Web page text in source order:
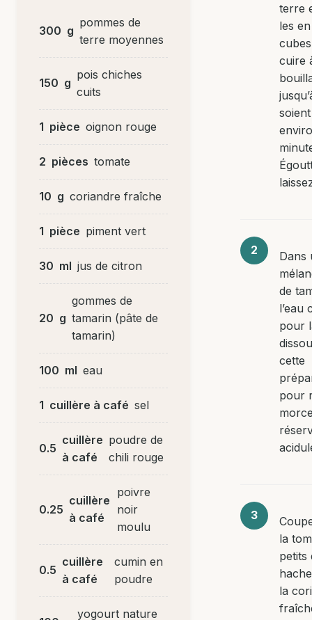
300 g
pommes de
terre moyennes
150 g
pois chiches
cuits
1 pièce oignon rouge
2 pièces tomate
10 g coriandre fraîche
1 pièce piment vert
30 ml jus de citron
20 g
gommes de
tamarin (pâte de
tamarin)
100 ml eau
1 cuillère à café sel
0.5
cuillère
à café
poudre de
chili rouge
0.25
cuillère
à café
poivre
noir
moulu
0.5
cuillère
à café
cumin en
poudre
yogourt nature
terre
les
cuire
Dans
de
l’eau
pour
cette
pour
la
petits
la